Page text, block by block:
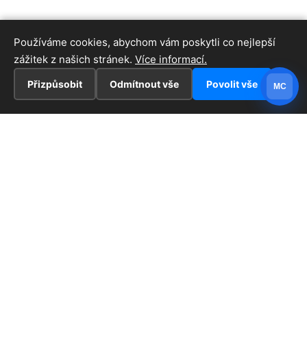
Používáme cookies, abychom vám poskytli co nejlepší
zážitek z našich stránek. Více informací.
Přizpůsobit Odmítnout vše Povolit vše MC